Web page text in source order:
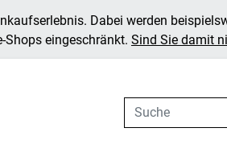
Dabei werden
Shops eingeschränkt. Sind Sie damit
Suche